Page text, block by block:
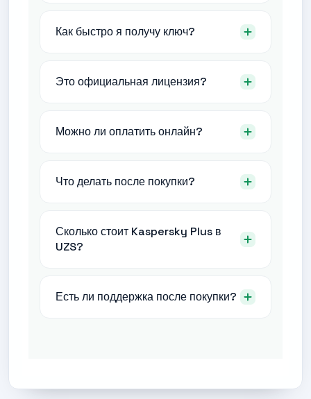
Как быстро я получу ключ?
Это официальная лицензия?
Можно ли оплатить онлайн?
Что делать после покупки?
Сколько стоит Kaspersky Plus в
UZS?
Есть ли поддержка после покупки?